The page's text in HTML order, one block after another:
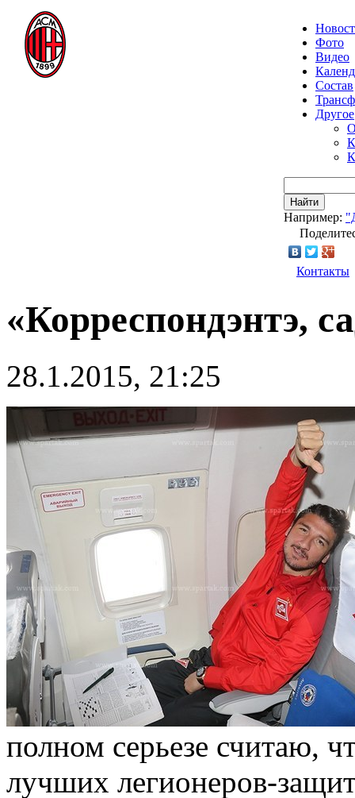
Фото
Видео
Состав
Другое
Найти
Например:
Контакты
«Корреспондэнтэ,
28.1.2015, 21:25
полном серьезе считаю,
лучших легионеров-